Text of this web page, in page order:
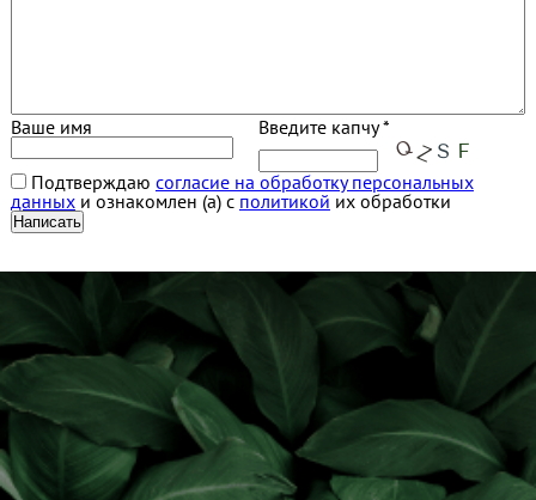
Ваше имя Введите капчу *
Подтверждаю согласие на обработку персональных
данныхи ознакомлен (а) с политикой их обработки